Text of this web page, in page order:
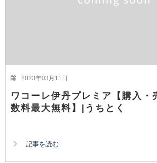
2023年03月11日
ワコーレ伊丹プレミア【購入・
数料最大無料】|うちとく
記事を読む